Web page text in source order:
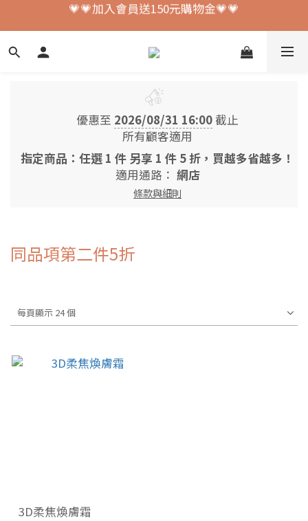
💗💗加入會員送150元購物金💗💗
💗💗加入會員送150元購物金💗💗
💗💗滿$2000免運💗💗
優惠至 2026/08/31 16:00 截止
所有顧客適用
指定商品：任選 1 件 另享 1 件 5 折，買越多省越多！
適用通路： 網店
條款與細則
同品項第二件5折
每頁顯示 24 個
3D柔焦煥膚霜